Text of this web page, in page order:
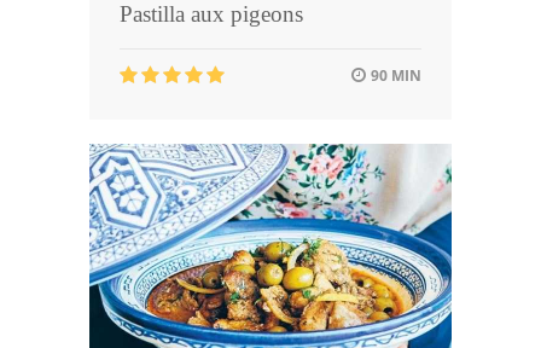
Pastilla aux pigeons
90 MIN